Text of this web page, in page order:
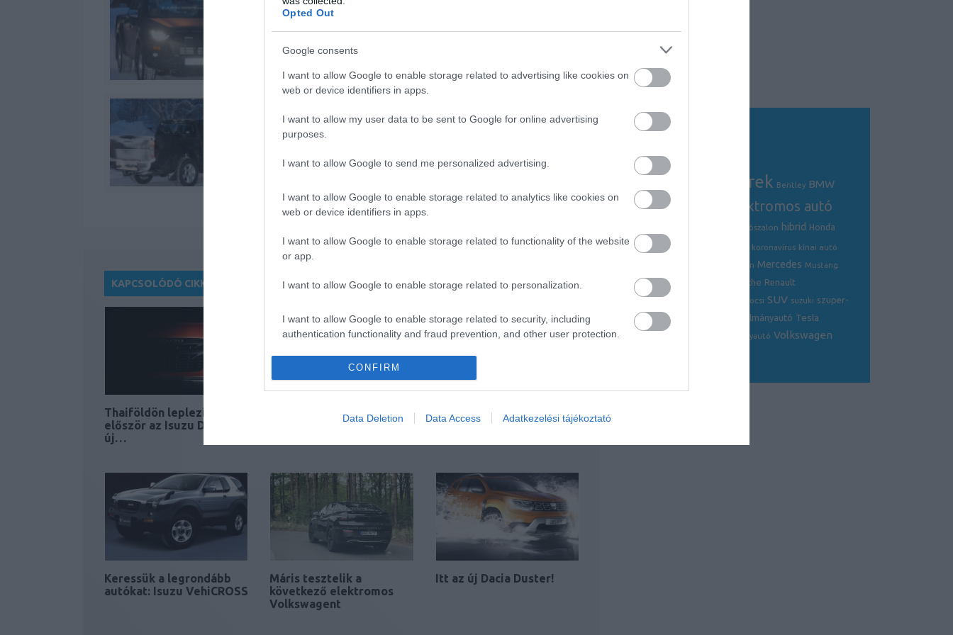
Opted Out
Google consents
I want to allow Google to enable storage related to advertising like cookies on
web or device identifiers in apps.
I want to allow my user data to be sent to Google for online advertising
purposes.
I want to allow Google to send me personalized advertising.
I want to allow Google to enable storage related to analytics like cookies on
web or device identifiers in apps.
I want to allow Google to enable storage related to functionality of the website
or app.
I want to allow Google to enable storage related to personalization.
I want to allow Google to enable storage related to security, including
authentication functionality and fraud prevention, and other user protection.
CONFIRM
Data Deletion Data Access Adatkezelési tájékoztató
KAPCSOLÓDÓ CIKKEK
Thaiföldön leplezik le
először az Isuzu D-Max
új…
Csinos platóst villantott a
Mazda, de egyelőre mi…
Brutális D-Maxot dob
piacra az Isuzu
Keressük a legrondább
autókat: Isuzu VehiCROSS
Máris tesztelik a
következő elektromos
Volkswagent
Itt az új Dacia Duster!
autós hírek Bentley BMW
crossover elektromos autó
genfi autószalon hibrid Honda
hyundai koronavírus kínai autó
McLaren Mercedes Mustang
Nissan Porsche Renault
sportkocsi SUV suzuki szuper-
sportkocsi
tanulmányautó Tesla
versenyautó Volkswagen